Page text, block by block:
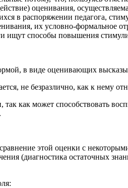
оценивания,
в распоряжении педагога,
их условно-формальное
ищут способы повышения
в виде оценивающих
не безразлично, как к нему
как может способствовать
этой оценки с
(диагностика остаточных